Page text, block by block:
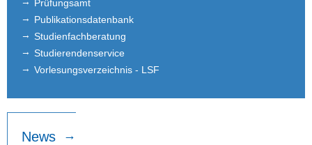
Jesús Laso Pazos
Prüfungsamt
Publikationsdatenbank
Studienfachberatung
Studierendenservice
Vorlesungsverzeichnis - LSF
News